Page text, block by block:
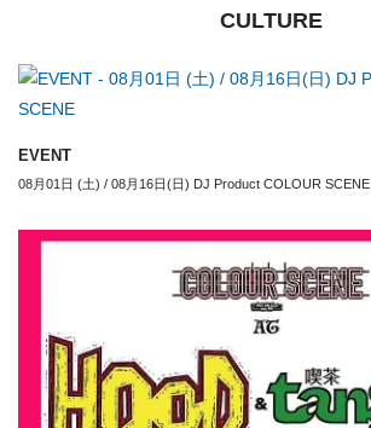
CULTURE
EVENT
08月01日 (土) / 08月16日(日) DJ Product COLOUR SCENE